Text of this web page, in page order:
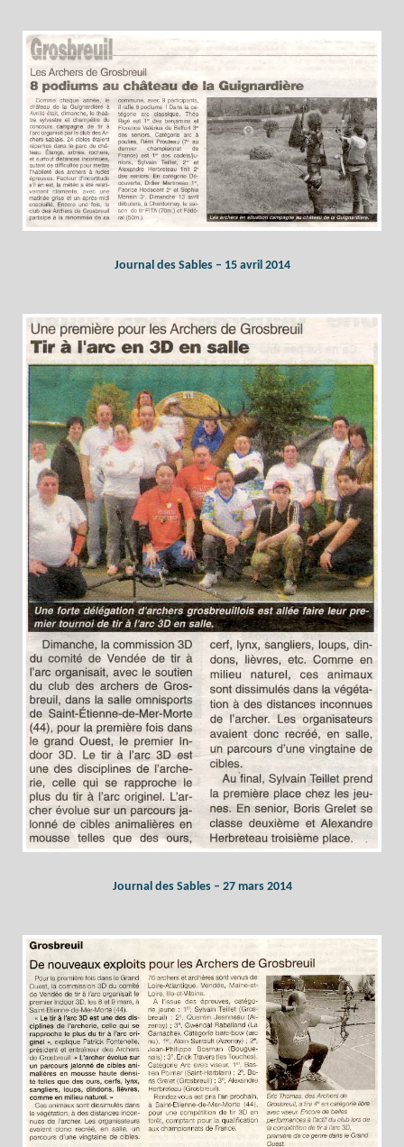
Journal des Sables – 15 avril 2014
Journal des Sables – 27 mars 2014